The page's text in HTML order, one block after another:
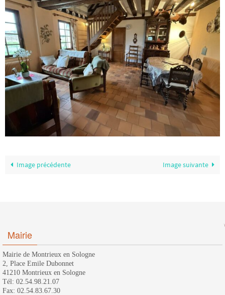
Image précédente Image suivante
Mairie
Mairie de Montrieux en Sologne
2, Place Emile Dubonnet
41210 Montrieux en Sologne
Tél: 02.54.98.21.07
Fax: 02.54.83.67.30